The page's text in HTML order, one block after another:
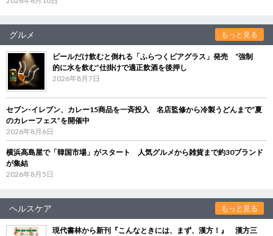
グルメ もっと見る
ビールだけ飲むと倒れる「ふらつくビアグラス」発売 “強制
的に水を飲む”仕掛けで適正飲酒を後押し
2026年8月7日
セブン‐イレブン、カレー15商品を一斉投入 名店監修から冷製うどんまで“夏
のカレーフェス”を開催中
2026年8月6日
横浜高島屋で「韓国市場」がスタート 人気グルメから雑貨まで約30ブランド
が集結
2026年8月5日
ヘルスケア もっと見る
現代書林から新刊『こんなときには、まず、漢方！』 漢方三